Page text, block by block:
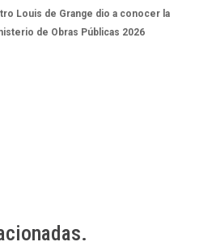
Louis de Grange dio a conocer la
de Obras Públicas 2026